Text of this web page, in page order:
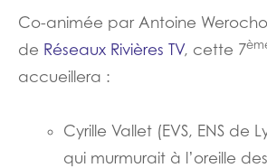
Co-animée par Antoine
de Réseaux Rivières TV, cette 7
accueillera :
Cyrille Vallet (EVS, ENS de
qui murmurait à l’oreille